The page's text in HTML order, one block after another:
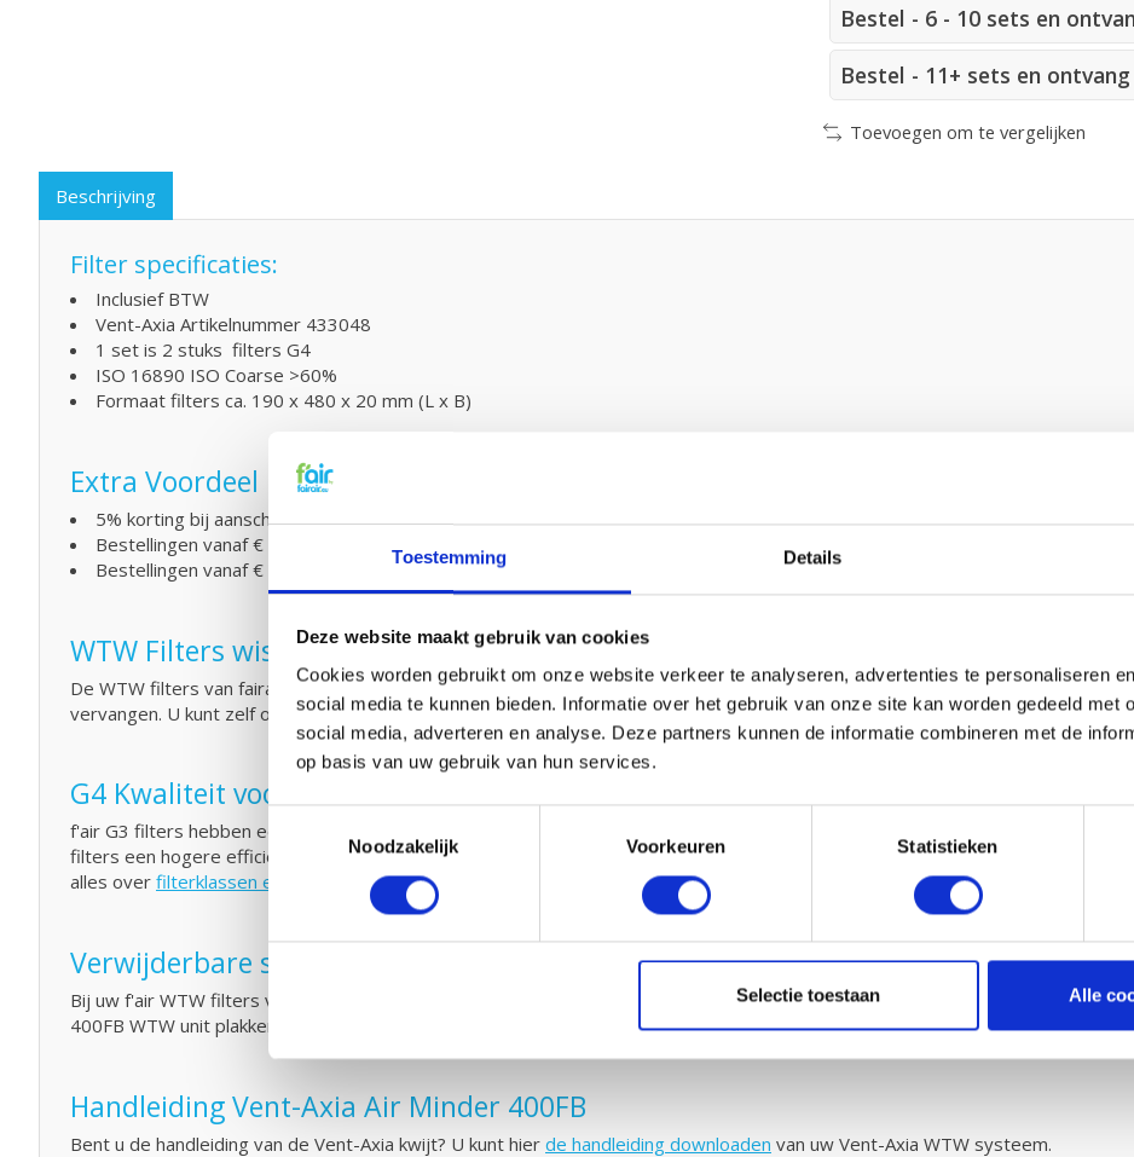
Toestemming Details
Deze website maakt gebruik van cookies
Cookies worden gebruikt om onze website verkeer te analyseren, advertenties te personaliseren
social media te kunnen bieden. Informatie over het gebruik van onze site kan worden gedeeld met
social media, adverteren en analyse. Deze partners kunnen de informatie combineren met de
op basis van uw gebruik van hun services.
Noodzakelijk
Voorkeuren Statistieken
Selectie toestaan Alle
Bestel - 6 - 10 sets en
Bestel - 11+ sets en
Toevoegen om te vergelijken
Beschrijving
Filter specificaties:
Inclusief BTW
Vent-Axia Artikelnummer 433048
1 set is 2 stuks filters G4
ISO 16890 ISO Coarse >60%
Formaat filters ca. 190 x 480 x 20 mm (L x B)
Extra Voordeel
5% korting bij aanschaf van 2 of meer producten
Bestellingen vanaf € 50,- geen verzendkosten (NL)
Bestellingen vanaf € 75,- geen verzendkosten (BE)
WTW Filters wisselen en klein onderhoud
De WTW filters van fairair voor de Vent-Axia Air Minder 290FB kunt u eenvoudig zelf vervangen en in uw WTW unit plaatsen.
vervangen. U kunt zelf ook eenvoudigklein onderhouduitvoeren door uw systeem tussendoor metprobioticate reinigen.
G4 Kwaliteit voor een G3 prijs
f'air G3 filters hebben een afvang van 92%. De afvang van G3 filters moet volgens de gestelde EN779 normering tussen de
filters een hogere efficiency hebben en dus meer vuil afvangen dan de normering voorschrijft. U bent dus verzekerd van
alles over filterklassen en normeringen.
Verwijderbare sticker
Bij uw f'air WTW filters van fairair krijgt u een handige sticker bijgeleverd waarop uw het type en merk van uw WTW filter
400FB WTW unit plakken zodat u altijd weet welke filters u moet bestellen. Wel zo handig dat u daarna nooit meer de
Handleiding Vent-Axia Air Minder 400FB
Bent u de handleiding van de Vent-Axia kwijt? U kunt hier de handleiding downloaden van uw Vent-Axia WTW systeem.